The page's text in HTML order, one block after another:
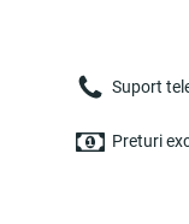
Suport
Preturi